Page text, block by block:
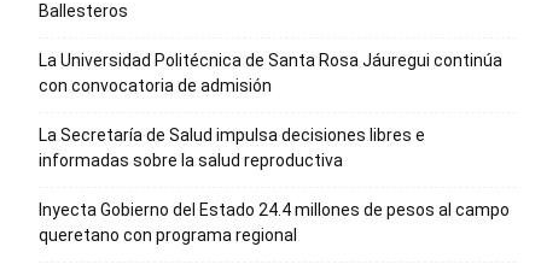
Ballesteros
La Universidad Politécnica de Santa Rosa Jáuregui continúa
con convocatoria de admisión
La Secretaría de Salud impulsa decisiones libres e
informadas sobre la salud reproductiva
Inyecta Gobierno del Estado 24.4 millones de pesos al campo
queretano con programa regional